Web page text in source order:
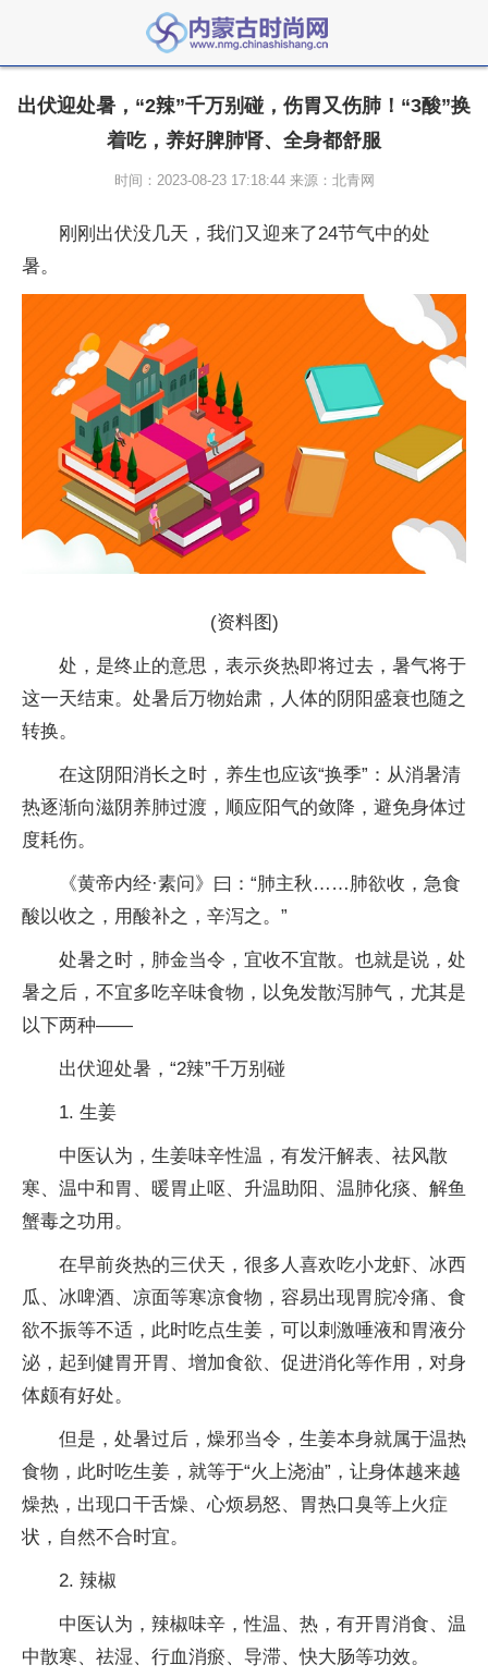
出伏迎处暑，“2辣”千万别碰，伤胃又伤肺！“3酸”换
着吃，养好脾肺肾、全身都舒服
时间：2023-08-23 17:18:44 来源：北青网
刚刚出伏没几天，我们又迎来了24节气中的处
暑。
(资料图)
处，是终止的意思，表示炎热即将过去，暑气将于
这一天结束。处暑后万物始肃，人体的阴阳盛衰也随之
转换。
在这阴阳消长之时，养生也应该“换季”：从消暑清
热逐渐向滋阴养肺过渡，顺应阳气的敛降，避免身体过
度耗伤。
《黄帝内经·素问》曰：“肺主秋……肺欲收，急食
酸以收之，用酸补之，辛泻之。”
处暑之时，肺金当令，宜收不宜散。也就是说，处
暑之后，不宜多吃辛味食物，以免发散泻肺气，尤其是
以下两种——
出伏迎处暑，“2辣”千万别碰
1. 生姜
中医认为，生姜味辛性温，有发汗解表、祛风散
寒、温中和胃、暖胃止呕、升温助阳、温肺化痰、解鱼
蟹毒之功用。
在早前炎热的三伏天，很多人喜欢吃小龙虾、冰西
瓜、冰啤酒、凉面等寒凉食物，容易出现胃脘冷痛、食
欲不振等不适，此时吃点生姜，可以刺激唾液和胃液分
泌，起到健胃开胃、增加食欲、促进消化等作用，对身
体颇有好处。
但是，处暑过后，燥邪当令，生姜本身就属于温热
食物，此时吃生姜，就等于“火上浇油”，让身体越来越
燥热，出现口干舌燥、心烦易怒、胃热口臭等上火症
状，自然不合时宜。
2. 辣椒
中医认为，辣椒味辛，性温、热，有开胃消食、温
中散寒、祛湿、行血消瘀、导滞、快大肠等功效。